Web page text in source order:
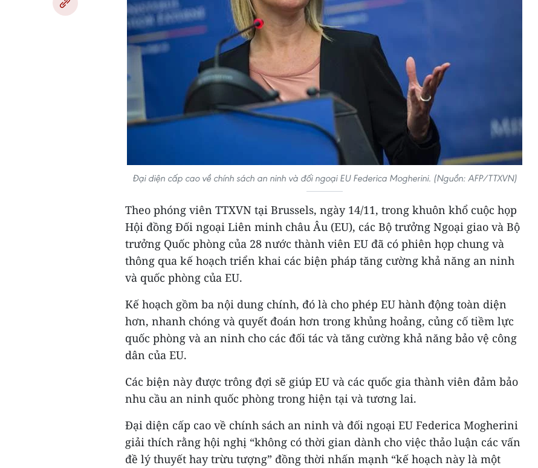
Đại diện cấp cao về chính sách an ninh và đối ngoại EU Federica Mogherini. (Nguồn: AFP/TTXVN)
Theo phóng viên TTXVN tại Brussels, ngày 14/11, trong khuôn khổ cuộc họp
Hội đồng Đối ngoại Liên minh châu Âu (EU), các Bộ trưởng Ngoại giao và Bộ
trưởng Quốc phòng của 28 nước thành viên EU đã có phiên họp chung và
thông qua kế hoạch triển khai các biện pháp tăng cường khả năng an ninh
và quốc phòng của EU.
Kế hoạch gồm ba nội dung chính, đó là cho phép EU hành động toàn diện
hơn, nhanh chóng và quyết đoán hơn trong khủng hoảng, củng cố tiềm lực
quốc phòng và an ninh cho các đối tác và tăng cường khả năng bảo vệ công
dân của EU.
Các biện này được trông đợi sẽ giúp EU và các quốc gia thành viên đảm bảo
nhu cầu an ninh quốc phòng trong hiện tại và tương lai.
Đại diện cấp cao về chính sách an ninh và đối ngoại EU Federica Mogherini
giải thích rằng hội nghị “không có thời gian dành cho việc thảo luận các vấn
đề lý thuyết hay trừu tượng” đồng thời nhấn mạnh “kế hoạch này là một